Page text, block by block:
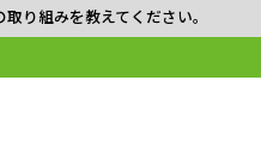
yり組みを教えてください。